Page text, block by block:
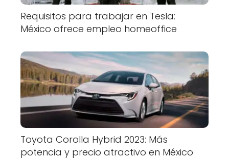
Requisitos para trabajar en Tesla:
México ofrece empleo homeoffice
Toyota Corolla Hybrid 2023: Más
potencia y precio atractivo en México